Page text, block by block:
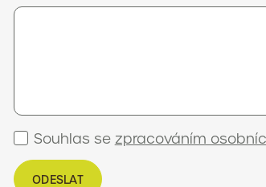
Souhlas se zpracováním
ODESLAT